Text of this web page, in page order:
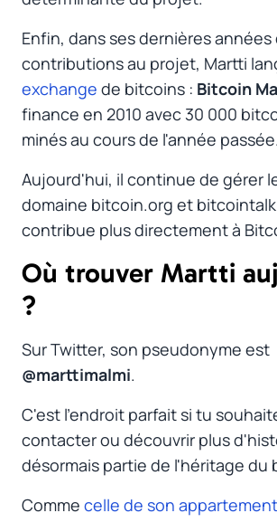
Enfin, dans ses dernières années
contributions au projet, Martti
exchange de bitcoins : Bitcoin
finance en 2010 avec 30 000
minés au cours de l'année passée.
Aujourd'hui, il continue de gérer
domaine bitcoin.org et
contribue plus directement à
Où trouver Martti
?
Sur Twitter, son pseudonyme est
@marttimalmi.
C'est l'endroit parfait si tu
contacter ou découvrir plus
désormais partie de l'héritage du
Comme celle de son appartement